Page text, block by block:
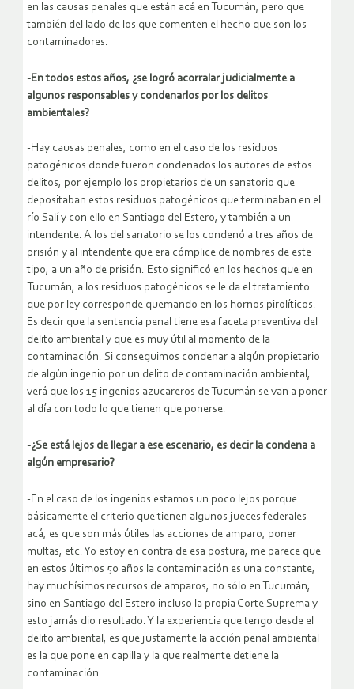
en las causas penales que están acá en Tucumán, pero que
también del lado de los que comenten el hecho que son los
contaminadores.
-En todos estos años, ¿se logró acorralar judicialmente a
algunos responsables y condenarlos por los delitos
ambientales?
-Hay causas penales, como en el caso de los residuos
patogénicos donde fueron condenados los autores de estos
delitos, por ejemplo los propietarios de un sanatorio que
depositaban estos residuos patogénicos que terminaban en el
río Salí y con ello en Santiago del Estero, y también a un
intendente. A los del sanatorio se los condenó a tres años de
prisión y al intendente que era cómplice de nombres de este
tipo, a un año de prisión. Esto significó en los hechos que en
Tucumán, a los residuos patogénicos se le da el tratamiento
que por ley corresponde quemando en los hornos pirolíticos.
Es decir que la sentencia penal tiene esa faceta preventiva del
delito ambiental y que es muy útil al momento de la
contaminación. Si conseguimos condenar a algún propietario
de algún ingenio por un delito de contaminación ambiental,
verá que los 15 ingenios azucareros de Tucumán se van a poner
al día con todo lo que tienen que ponerse.
-¿Se está lejos de llegar a ese escenario, es decir la condena a
algún empresario?
-En el caso de los ingenios estamos un poco lejos porque
básicamente el criterio que tienen algunos jueces federales
acá, es que son más útiles las acciones de amparo, poner
multas, etc. Yo estoy en contra de esa postura, me parece que
en estos últimos 50 años la contaminación es una constante,
hay muchísimos recursos de amparos, no sólo en Tucumán,
sino en Santiago del Estero incluso la propia Corte Suprema y
esto jamás dio resultado. Y la experiencia que tengo desde el
delito ambiental, es que justamente la acción penal ambiental
es la que pone en capilla y la que realmente detiene la
contaminación.